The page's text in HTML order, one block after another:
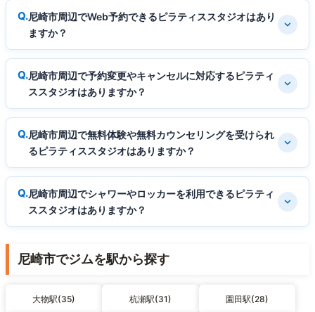
尼崎市周辺でWeb予約できるピラティススタジオはあり
ますか？
尼崎市周辺で予約変更やキャンセルに対応するピラティ
ススタジオはありますか？
尼崎市周辺で無料体験や無料カウンセリングを受けられ
るピラティススタジオはありますか？
尼崎市周辺でシャワーやロッカーを利用できるピラティ
ススタジオはありますか？
尼崎市でジムを駅から探す
大物駅(35) 杭瀬駅(31) 園田駅(28)